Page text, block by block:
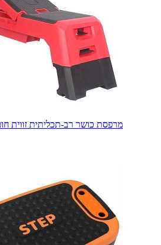
מרפסת כושר רב-תכליתית זווית